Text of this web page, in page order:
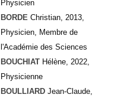
Physicien
BORDE Christian, 2013,
Physicien, Membre de
l'Académie des Sciences
BOUCHIAT Hélène, 2022,
Physicienne
BOULLIARD Jean-Claude,